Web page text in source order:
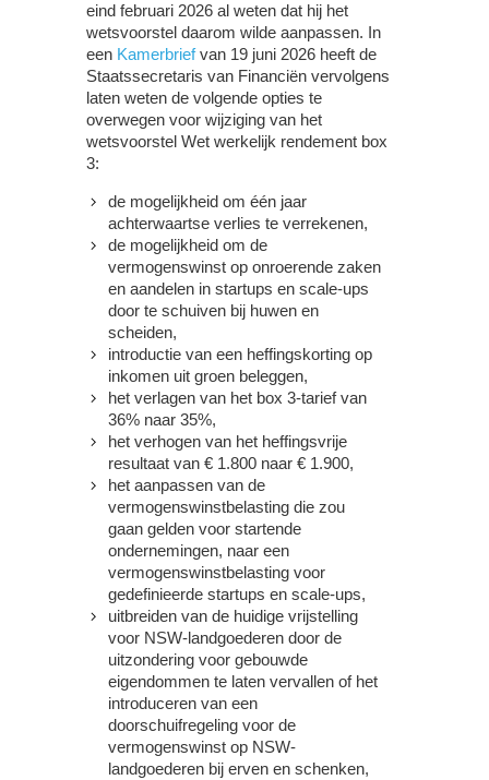
eind februari 2026 al weten dat hij het
wetsvoorstel daarom wilde aanpassen. In
een Kamerbriefvan 19 juni 2026 heeft de
Staatssecretaris van Financiën vervolgens
laten weten de volgende opties te
overwegen voor wijziging van het
wetsvoorstel Wet werkelijk rendement box
3:
de mogelijkheid om één jaar
achterwaartse verlies te verrekenen,
de mogelijkheid om de
vermogenswinst op onroerende zaken
en aandelen in startups en scale-ups
door te schuiven bij huwen en
scheiden,
introductie van een heffingskorting op
inkomen uit groen beleggen,
het verlagen van het box 3-tarief van
36% naar 35%,
het verhogen van het heffingsvrije
resultaat van € 1.800 naar € 1.900,
het aanpassen van de
vermogenswinstbelasting die zou
gaan gelden voor startende
ondernemingen, naar een
vermogenswinstbelasting voor
gedefinieerde startups en scale-ups,
uitbreiden van de huidige vrijstelling
voor NSW-landgoederen door de
uitzondering voor gebouwde
eigendommen te laten vervallen of het
introduceren van een
doorschuifregeling voor de
vermogenswinst op NSW-
landgoederen bij erven en schenken,